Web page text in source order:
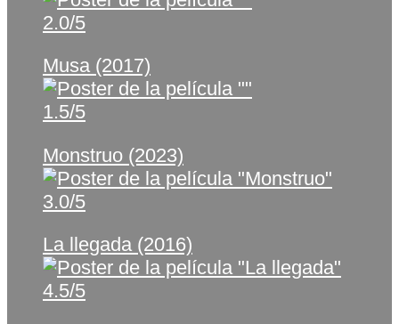
2.0/5
Musa (2017)
1.5/5
Monstruo (2023)
3.0/5
La llegada (2016)
4.5/5